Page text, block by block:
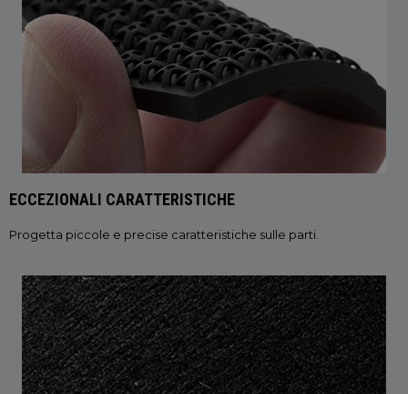
ECCEZIONALI CARATTERISTICHE
Progetta piccole e precise caratteristiche sulle parti.